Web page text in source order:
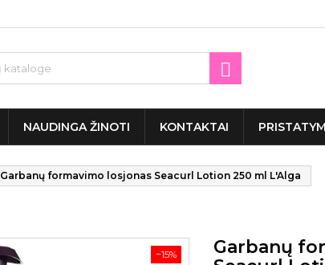

NAUDINGA ŽINOTI KONTAKTAI
Garbanų formavimo losjonas Seacurl Lotion 250 ml L'Alga
−15%
Garbanų